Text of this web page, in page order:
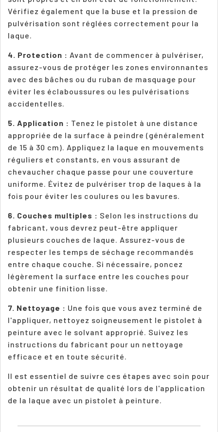
Vérifiez également que la buse et la pression de
pulvérisation sont réglées correctement pour la
laque.
4. Protection : Avant de commencer à pulvériser,
assurez-vous de protéger les zones environnantes
avec des bâches ou du ruban de masquage pour
éviter les éclaboussures ou les pulvérisations
accidentelles.
5. Application : Tenez le pistolet à une distance
appropriée de la surface à peindre (généralement
de 15 à 30 cm). Appliquez la laque en mouvements
réguliers et constants, en vous assurant de
chevaucher chaque passe pour une couverture
uniforme. Évitez de pulvériser trop de laques à la
fois pour éviter les coulures ou les bavures.
6. Couches multiples : Selon les instructions du
fabricant, vous devrez peut-être appliquer
plusieurs couches de laque. Assurez-vous de
respecter les temps de séchage recommandés
entre chaque couche. Si nécessaire, poncez
légèrement la surface entre les couches pour
obtenir une finition lisse.
7. Nettoyage : Une fois que vous avez terminé de
l'appliquer, nettoyez soigneusement le pistolet à
peinture avec le solvant approprié. Suivez les
instructions du fabricant pour un nettoyage
efficace et en toute sécurité.
Il est essentiel de suivre ces étapes avec soin pour
obtenir un résultat de qualité lors de l'application
de la laque avec un pistolet à peinture.